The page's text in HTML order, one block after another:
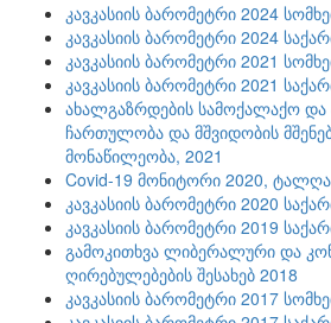
კავკასიის ბარომეტრი 2024
კავკასიის ბარომეტრი 2024
კავკასიის ბარომეტრი 2021
კავკასიის ბარომეტრი 2021
ახალგაზრდების სამოქალაქო
ჩართულობა და მშვიდობის
მონაწილეობა, 2021
Covid-19 მონიტორი 2020,
კავკასიის ბარომეტრი 2020
კავკასიის ბარომეტრი 2019
გამოკითხვა ლიბერალური და
ღირებულებების შესახებ 2018
კავკასიის ბარომეტრი 2017